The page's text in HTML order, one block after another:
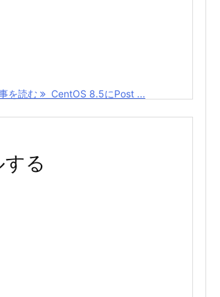
を読む
CentOS 8.5にPost ...
る